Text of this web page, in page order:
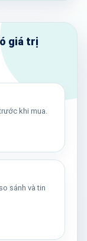
giá trị
khi mua.
sánh và tin